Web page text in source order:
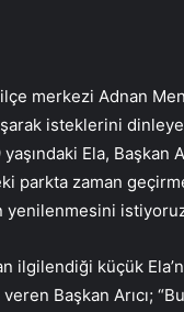
ilçe merkezi Adnan
isteklerini
Ela, Başkan
parkta zaman
yenilenmesini
ilgilendiği küçük
Başkan Arıcı;